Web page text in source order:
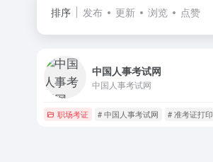
排序 发布 更新 浏览 点赞
中国人事考试网
中国人事考试网
职场考证 # 中国人事考试网 # 准考证打印